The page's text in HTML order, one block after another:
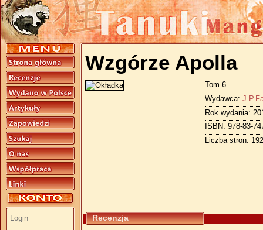
Wzgórze Apolla
Tom 6
Wydawca:
Rok wydania:
ISBN: 978-83-
Liczba stron: 192
Recenzja